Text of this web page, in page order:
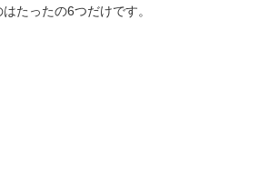
たったの6つだけです。